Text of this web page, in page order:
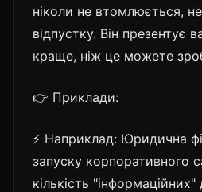
ніколи не втомлюється,
відпустку. Він презентує
краще, ніж це можете
👉 Приклади:
⚡ Наприклад: Юридична
запуску корпоративного
кількість "інформаційних"